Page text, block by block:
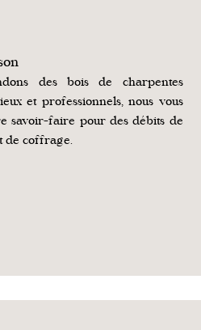
des bois de charpentes
et professionnels, nous vous
savoir-faire pour des débits de
de coffrage.